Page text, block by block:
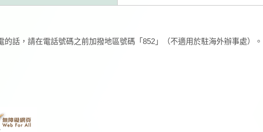
的話，請在電話號碼之前加撥地區號碼「852」（不適用於駐海外辦事處）。